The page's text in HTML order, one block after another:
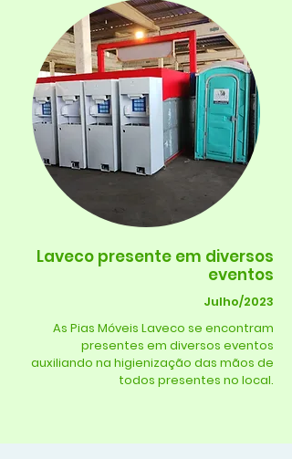
Laveco presente em diversos
eventos
Julho/2023
As Pias Móveis Laveco se encontram
presentes em diversos eventos
auxiliando na higienização das mãos de
todos presentes no local.